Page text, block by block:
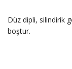
Düz dipli, silindirik
boştur.